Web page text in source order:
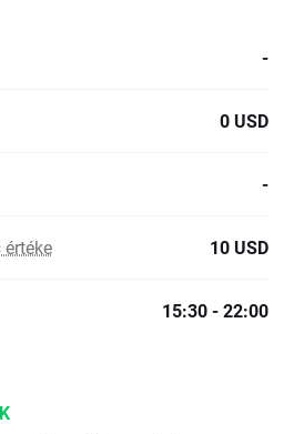
-
0 USD
-
10 USD
15:30 - 22:00